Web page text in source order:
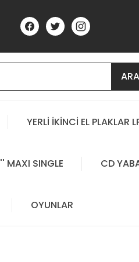
ARA
YERLİ İKİNCİ EL PLAKLAR
MAXI SINGLE CD
OYUNLAR